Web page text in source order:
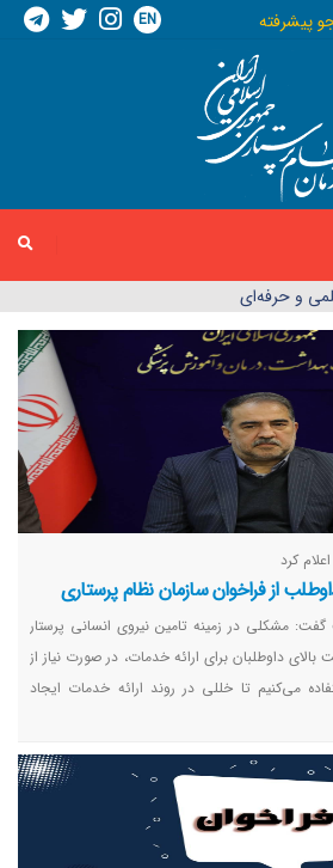
پیشرفته EN
و حرفه‌ای
کرد
از فراخوان سازمان نظام پرستاری
مشکلی در زمینه تامین نیروی انسانی پرستار
داوطلبان برای ارائه خدمات، در صورت نیاز از
می‌کنیم تا خللی در روند ارائه خدمات ایجاد